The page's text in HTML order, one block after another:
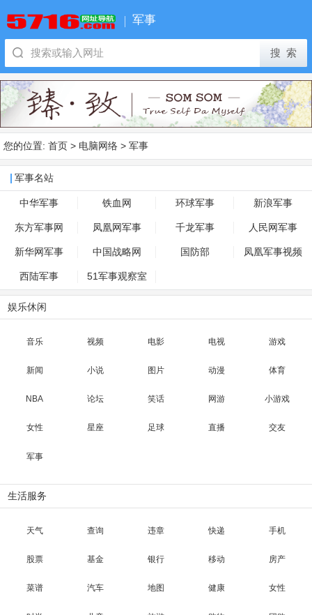
军事
您的位置: 首页 > 电脑网络 > 军事
军事名站
中华军事 铁血网 环球军事 新浪军事
东方军事网 凤凰网军事 千龙军事 人民网军事
新华网军事 中国战略网 国防部 凤凰军事视频
西陆军事 51军事观察室
娱乐休闲
音乐 视频 电影 电视 游戏
新闻 小说 图片 动漫 体育
NBA 论坛 笑话 网游 小游戏
女性 星座 足球 直播 交友
军事
生活服务
天气 查询 违章 快递 手机
股票 基金 银行 移动 房产
菜谱 汽车 地图 健康 女性